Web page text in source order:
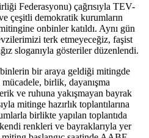
Federasyonu) çağrısıyla TEV-
çeşitli demokratik kurumların
onbinler katıldı. Aynı gün
terk etmeyeceğiz, faşist
sloganıyla gösteriler düzenlendi.
bir araya geldiği mitingde
birlik, dayanışma
ve ruhuna yakışmayan bayrak
mitinge hazırlık toplantılarına
birlikte yapılan toplantıda
renkleri ve bayraklarıyla yer